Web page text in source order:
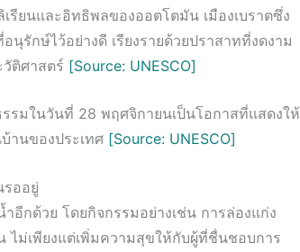
ยนและอิทธิพลของออตโตมัน เมืองเบราตซึ่ง
รักษ์ไว้อย่างดี เรียงรายด้วยปราสาทที่งดงาม
ติศาสตร์ [Source: UNESCO]
รมในวันที่ 28 พฤศจิกายนเป็นโอกาสที่แสดงให้
านของประเทศ [Source: UNESCO]
ออยู่
อีกด้วย โดยกิจกรรมอย่างเช่น การล่องแก่ง
ม่เพียงแต่เพิ่มความสุขให้กับผู้ที่ชื่นชอบการ